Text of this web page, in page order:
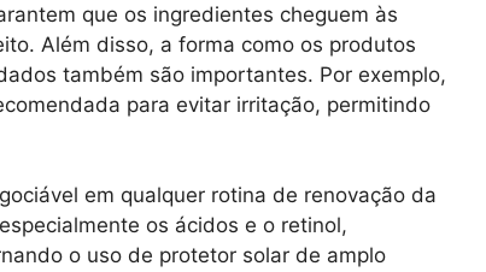
que os ingredientes cheguem às
Além disso, a forma como os produtos
também são importantes. Por exemplo,
para evitar irritação, permitindo
em qualquer rotina de renovação da
os ácidos e o retinol,
o uso de protetor solar de amplo